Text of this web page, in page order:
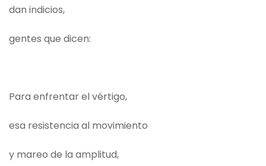
dan indicios,
gentes que dicen:
Para enfrentar el vértigo,
esa resistencia al movimiento
y mareo de la amplitud,